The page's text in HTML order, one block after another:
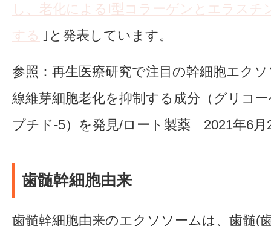
し、老化によるI型コラーゲンとエラスチ
する ｣と発表しています。
参照：再生医療研究で注目の幹細胞エク
線維芽細胞老化を抑制する成分（グリコ
プチド-5）を発見/ロート製薬 2021年6月
歯髄幹細胞由来
歯髄幹細胞由来のエクソソームは、歯髄(